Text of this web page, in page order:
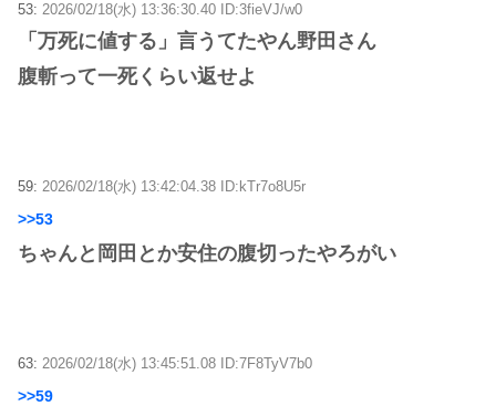
53: 2026/02/18(水) 13:36:30.40 ID:3fieVJ/w0
「万死に値する」言うてたやん野田さん
腹斬って一死くらい返せよ
59: 2026/02/18(水) 13:42:04.38 ID:kTr7o8U5r
>>53
ちゃんと岡田とか安住の腹切ったやろがい
63: 2026/02/18(水) 13:45:51.08 ID:7F8TyV7b0
>>59